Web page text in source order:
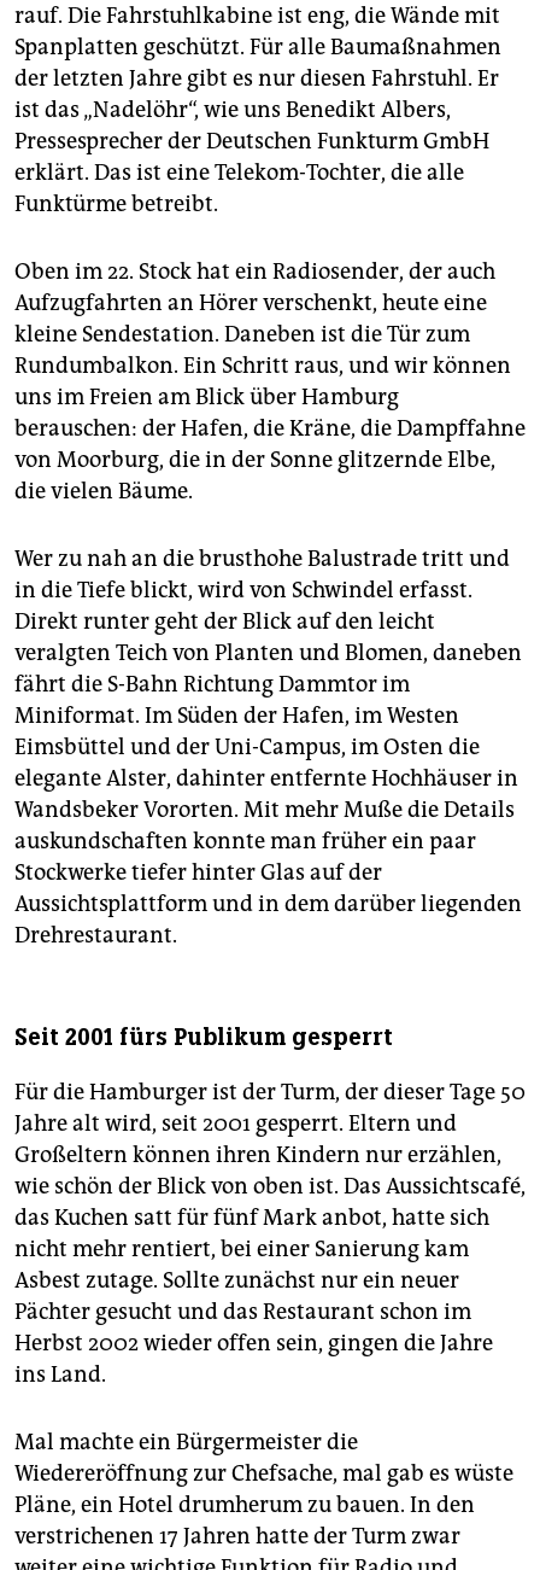
rauf. Die Fahrstuhlkabine ist eng, die Wände mit
Spanplatten geschützt. Für alle Baumaßnahmen
der letzten Jahre gibt es nur diesen Fahrstuhl. Er
ist das „Nadelöhr“, wie uns Benedikt Albers,
Pressesprecher der Deutschen Funkturm GmbH
erklärt. Das ist eine Telekom-Tochter, die alle
Funktürme betreibt.
Oben im 22. Stock hat ein Radiosender, der auch
Aufzugfahrten an Hörer verschenkt, heute eine
kleine Sendestation. Daneben ist die Tür zum
Rundumbalkon. Ein Schritt raus, und wir können
uns im Freien am Blick über Hamburg
berauschen: der Hafen, die Kräne, die Dampffahne
von Moorburg, die in der Sonne glitzernde Elbe,
die vielen Bäume.
Wer zu nah an die brusthohe Balustrade tritt und
in die Tiefe blickt, wird von Schwindel erfasst.
Direkt runter geht der Blick auf den leicht
veralgten Teich von Planten und Blomen, daneben
fährt die S-Bahn Richtung Dammtor im
Miniformat. Im Süden der Hafen, im Westen
Eimsbüttel und der Uni-Campus, im Osten die
elegante Alster, dahinter entfernte Hochhäuser in
Wandsbeker Vororten. Mit mehr Muße die Details
auskundschaften konnte man früher ein paar
Stockwerke tiefer hinter Glas auf der
Aussichtsplattform und in dem darüber liegenden
Drehrestaurant.
Seit 2001 fürs Publikum gesperrt
Für die Hamburger ist der Turm, der dieser Tage 50
Jahre alt wird, seit 2001 gesperrt. Eltern und
Großeltern können ihren Kindern nur erzählen,
wie schön der Blick von oben ist. Das Aussichtscafé,
das Kuchen satt für fünf Mark anbot, hatte sich
nicht mehr rentiert, bei einer Sanierung kam
Asbest zutage. Sollte zunächst nur ein neuer
Pächter gesucht und das Restaurant schon im
Herbst 2002 wieder offen sein, gingen die Jahre
ins Land.
Mal machte ein Bürgermeister die
Wiedereröffnung zur Chefsache, mal gab es wüste
Pläne, ein Hotel drumherum zu bauen. In den
verstrichenen 17 Jahren hatte der Turm zwar